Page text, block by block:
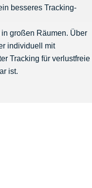
besseres Tracking-
großen Räumen. Über
individuell mit
Tracking für verlustfreie
ist.